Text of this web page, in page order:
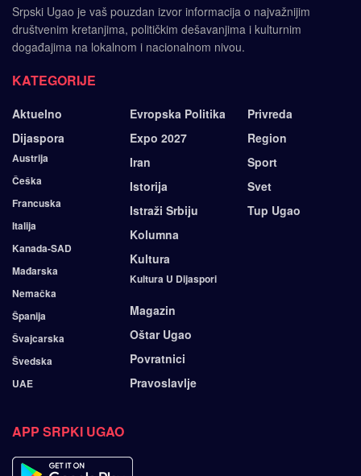
Srpski Ugao je vaš pouzdan izvor informacija o najvažnijim
društvenim kretanjima, političkim dešavanjima i kulturnim
događajima na lokalnom i nacionalnom nivou.
KATEGORIJE
Aktuelno
Dijaspora
Austrija
Češka
Francuska
Italija
Kanada-SAD
Mađarska
Nemačka
Španija
Švajcarska
Švedska
UAE
Evropska Politika
Expo 2027
Iran
Istorija
Istraži Srbiju
Kolumna
Kultura
Kultura U Dijaspori
Magazin
Oštar Ugao
Povratnici
Pravoslavlje
Privreda
Region
Sport
Svet
Tup Ugao
APP SRPKI UGAO